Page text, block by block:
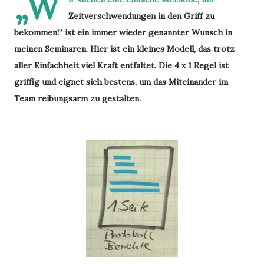
Zeitverschwendungen in den Griff zu
bekommen!“ ist ein immer wieder genannter Wunsch in
meinen Seminaren. Hier ist ein kleines Modell, das trotz
aller Einfachheit viel Kraft entfaltet. Die 4 x 1 Regel ist
griffig und eignet sich bestens, um das Miteinander im
Team reibungsarm zu gestalten.